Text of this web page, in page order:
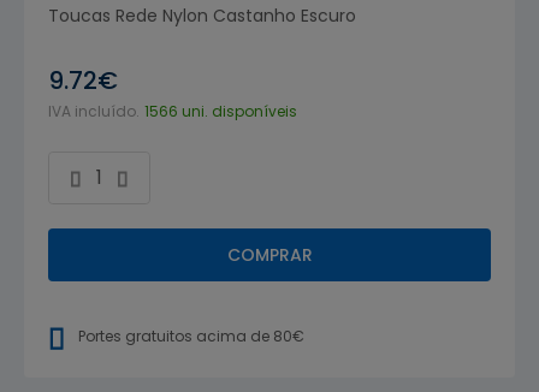
Toucas Rede Nylon Castanho Escuro
9.72€
IVA incluído. 1566 uni. disponíveis
COMPRAR
Portes gratuitos acima de 80€